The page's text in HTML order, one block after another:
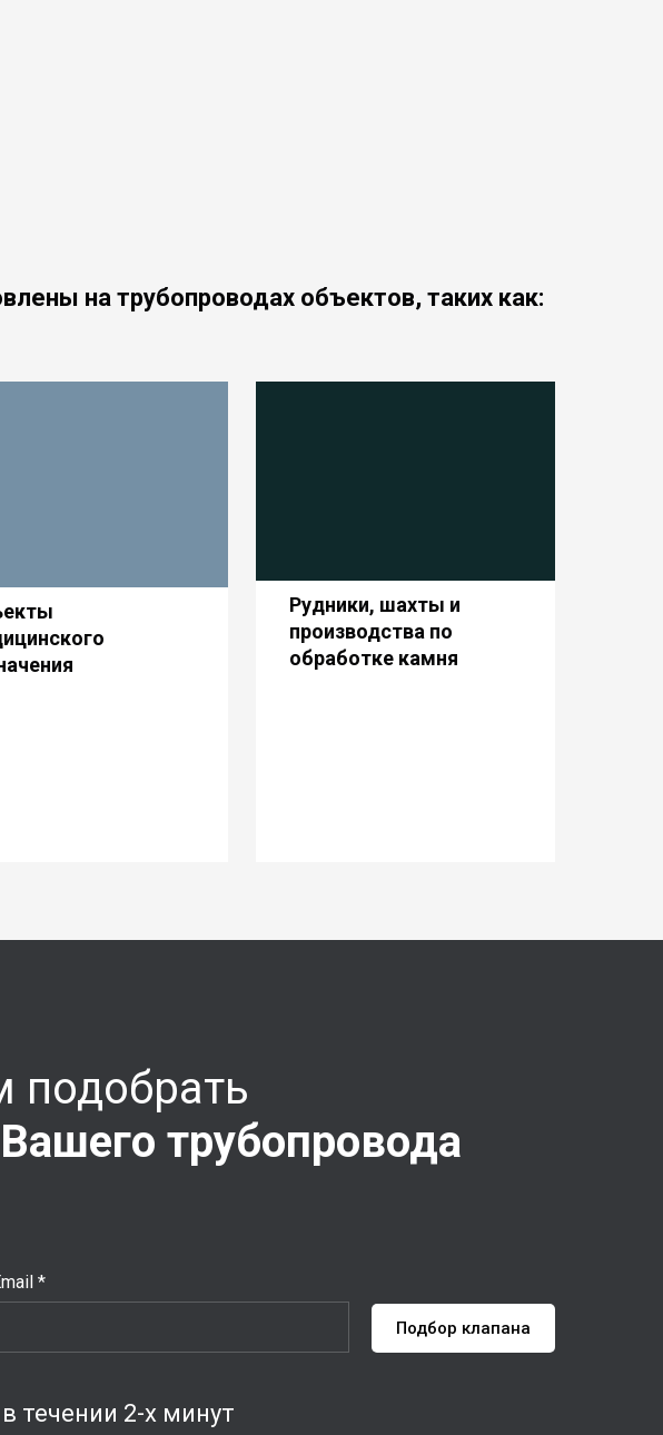
на трубопроводах объектов, таких как:
Рудники, шахты и
производства по
обработке камня
подобрать
трубопровода
*
Подбор клапана
течении 2-х минут